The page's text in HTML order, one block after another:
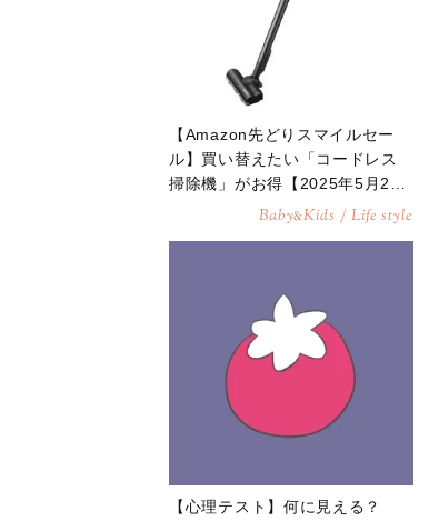
【Amazon先どりスマイルセー
ル】買い替えたい「コードレス
掃除機」がお得【2025年5月26
Baby&Kids / Life style
【心理テスト】何に見える？